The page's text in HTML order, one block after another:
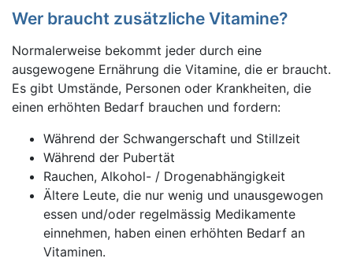
Wer braucht zusätzliche Vitamine?
Normalerweise bekommt jeder durch eine
ausgewogene Ernährung die Vitamine, die er braucht.
Es gibt Umstände, Personen oder Krankheiten, die
einen erhöhten Bedarf brauchen und fordern:
Während der Schwangerschaft und Stillzeit
Während der Pubertät
Rauchen, Alkohol- / Drogenabhängigkeit
Ältere Leute, die nur wenig und unausgewogen
essen und/oder regelmässig Medikamente
einnehmen, haben einen erhöhten Bedarf an
Vitaminen.